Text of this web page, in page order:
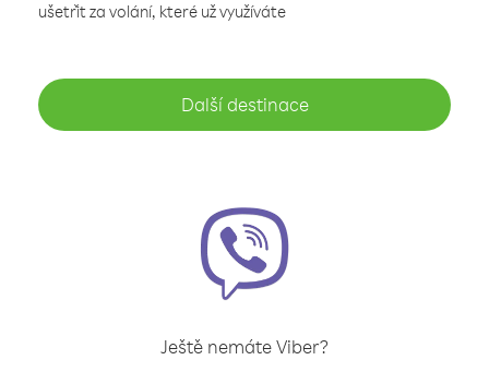
ušetřit za volání, které už využíváte
Další destinace
Ještě nemáte Viber?